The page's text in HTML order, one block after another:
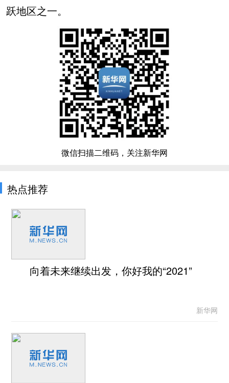
跃地区之一。
微信扫描二维码，关注新华网
热点推荐
向着未来继续出发，你好我的“2021”
新华网